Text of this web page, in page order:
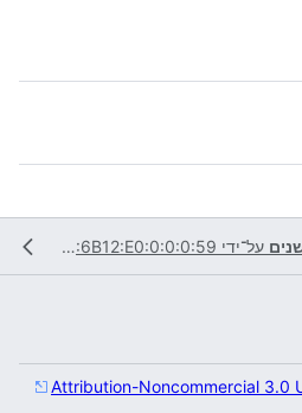
על־ידי 2001:470:6B12:E0:0:0:0:59
Attribution-Noncommercial 3.0